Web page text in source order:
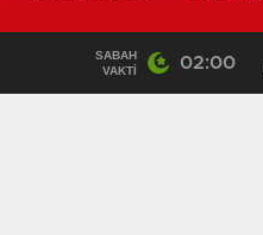
22:10 /
SABAH
VAKTI
02:00